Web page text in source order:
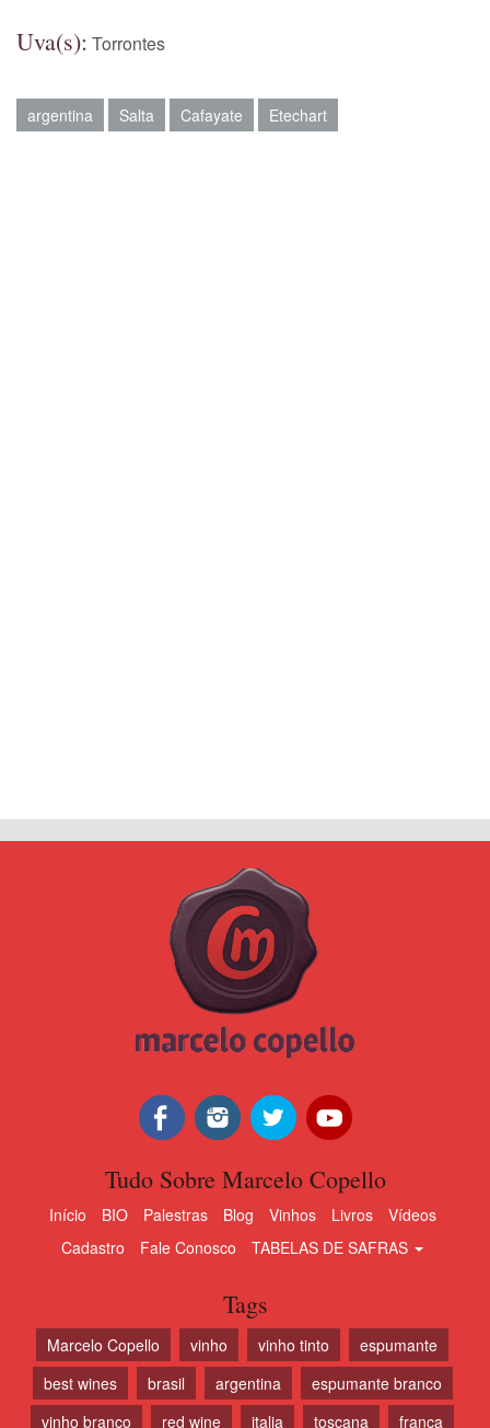
Uva(s): Torrontes
argentina Salta Cafayate Etechart
Tudo Sobre Marcelo Copello
Início BIO Palestras Blog Vinhos Livros
Vídeos
Cadastro
Fale Conosco TABELAS DE SAFRAS
Tags
Marcelo Copello vinho vinho tinto
espumante
best wines
brasil argentina
espumante branco
vinho branco
red wine italia toscana franca